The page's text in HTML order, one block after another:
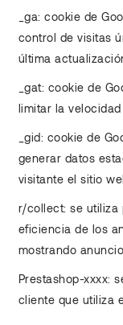
_ga: cookie de
control de visitas
última
_gat: cookie de
limitar la
_gid: cookie de
generar datos
visitante el sitio
r/collect: se utiliza
eficiencia de los
mostrando
Prestashop-xxxx:
cliente que utiliza